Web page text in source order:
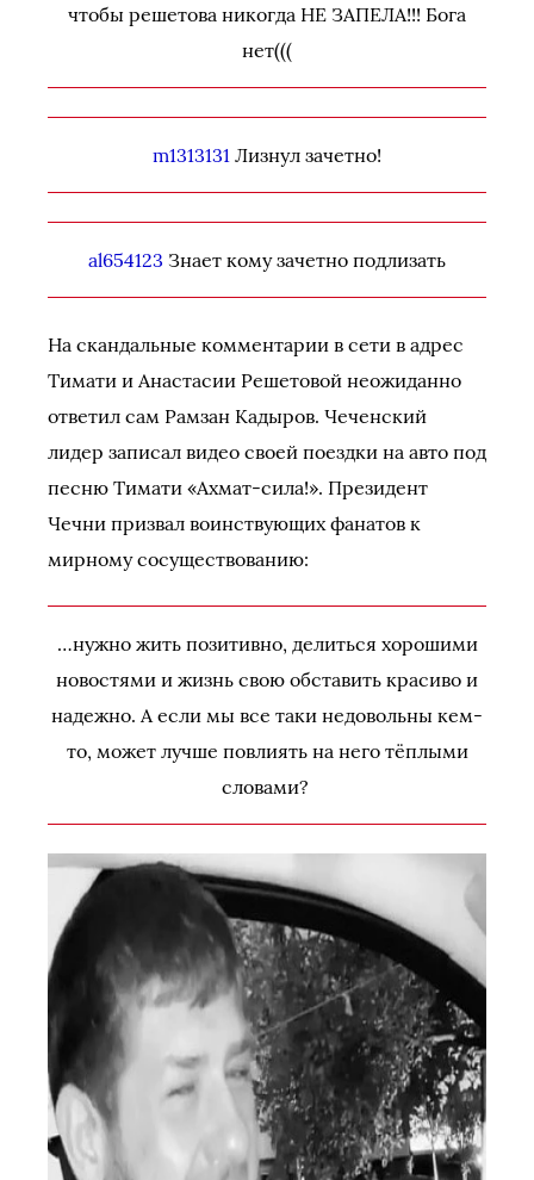
чтобы решетова никогда НЕ ЗАПЕЛА!!! Бога
нет(((
m1313131 Лизнул зачетно!
al654123 Знает кому зачетно подлизать
На скандальные комментарии в сети в адрес
Тимати и Анастасии Решетовой неожиданно
ответил сам Рамзан Кадыров. Чеченский
лидер записал видео своей поездки на авто под
песню Тимати «Ахмат-сила!». Президент
Чечни призвал воинствующих фанатов к
мирному сосуществованию:
…нужно жить позитивно, делиться хорошими
новостями и жизнь свою обставить красиво и
надежно. А если мы все таки недовольны кем-
то, может лучше повлиять на него тёплыми
словами?